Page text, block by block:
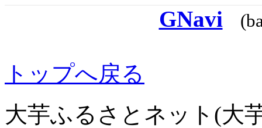
GNavi
トップへ戻る
大芋ふるさとネット(大